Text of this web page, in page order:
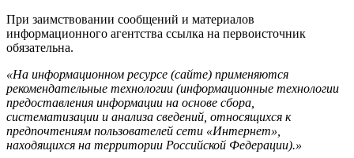
При заимствовании сообщений и материалов
информационного агентства ссылка на первоисточник
обязательна.
«На информационном ресурсе (сайте) применяются
рекомендательные технологии (информационные технологии
предоставления информации на основе сбора,
систематизации и анализа сведений, относящихся к
предпочтениям пользователей сети «Интернет»,
находящихся на территории Российской Федерации).»